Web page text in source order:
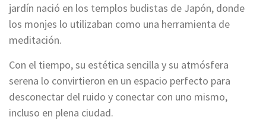
jardín nació en los templos budistas de Japón, donde
los monjes lo utilizaban como una herramienta de
meditación.
Con el tiempo, su estética sencilla y su atmósfera
serena lo convirtieron en un espacio perfecto para
desconectar del ruido y conectar con uno mismo,
incluso en plena ciudad.